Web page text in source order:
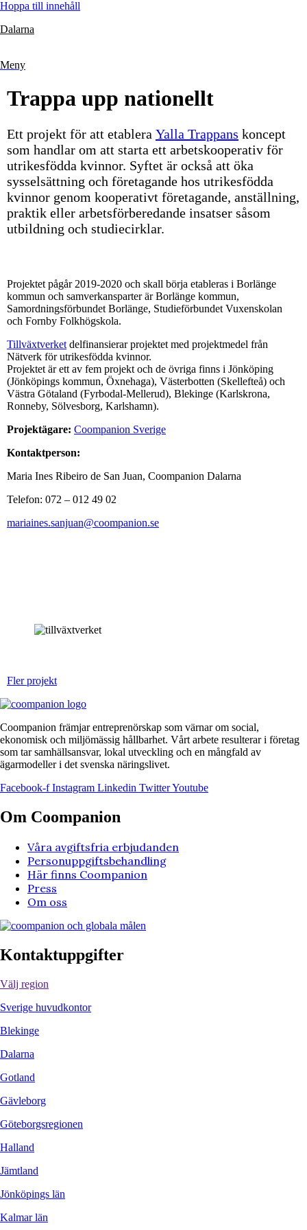
Hoppa till innehåll
Dalarna
Meny
Trappa upp nationellt
Ett projekt för att etablera Yalla Trappans koncept
som handlar om att starta ett arbetskooperativ för
utrikesfödda kvinnor. Syftet är också att öka
sysselsättning och företagande hos utrikesfödda
kvinnor genom kooperativt företagande, anställning,
praktik eller arbetsförberedande insatser såsom
utbildning och studiecirklar.
Projektet pågår 2019-2020 och skall börja etableras i Borlänge
kommun och samverkansparter är Borlänge kommun,
Samordningsförbundet Borlänge, Studieförbundet Vuxenskolan
och Fornby Folkhögskola.
Tillväxtverket delfinansierar projektet med projektmedel från
Nätverk för utrikesfödda kvinnor.
Projektet är ett av fem projekt och de övriga finns i Jönköping
(Jönköpings kommun, Öxnehaga), Västerbotten (Skellefteå) och
Västra Götaland (Fyrbodal-Mellerud), Blekinge (Karlskrona,
Ronneby, Sölvesborg, Karlshamn).
Projektägare: Coompanion Sverige
Kontaktperson:
Maria Ines Ribeiro de San Juan, Coompanion Dalarna
Telefon: 072 – 012 49 02
mariaines.sanjuan@coompanion.se
Fler projekt
Coompanion främjar entreprenörskap som värnar om social,
ekonomisk och miljömässig hållbarhet. Vårt arbete resulterar i företag
som tar samhällsansvar, lokal utveckling och en mångfald av
ägarmodeller i det svenska näringslivet.
Facebook-f Instagram Linkedin TwitterYoutube
Om Coompanion
Våra avgiftsfria erbjudanden
Personuppgiftsbehandling
Här finns Coompanion
Press
Om oss
Kontaktuppgifter
Välj region
Sverige huvudkontor
Blekinge
Dalarna
Gotland
Gävleborg
Göteborgsregionen
Halland
Jämtland
Jönköpings län
Kalmar län